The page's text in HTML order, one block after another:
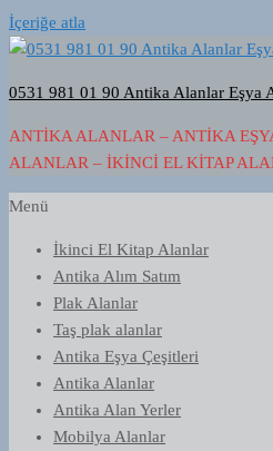
İçeriğe atla
0531 981 01 90 Antika Alanlar Eşya
ANTIKA ALANLAR – ANTIKA
ALANLAR – İKINCI EL KITAP
Menü
İkinci El Kitap Alanlar
Antika Alım Satım
Plak Alanlar
Taş plak alanlar
Antika Eşya Çeşitleri
Antika Alanlar
Antika Alan Yerler
Mobilya Alanlar